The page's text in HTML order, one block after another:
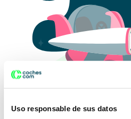
Uso responsable de sus datos